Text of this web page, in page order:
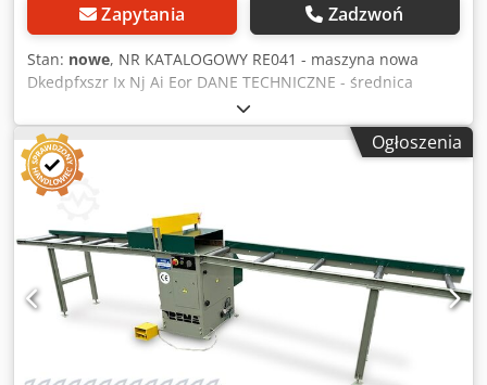
Zapytania Zadzwoń
Stan: nowe, NR KATALOGOWY RE041 - maszyna nowa
Dkedpfxszr Ix Nj Ai Eor DANE TECHNICZNE - średnica
tarczy ⌀250 – 350/30 mm - średnica tarczy podcinaka
(praca tylko z tarczą ⌀300, 350 mm) ⌀120/20 mm - moc
silnika głównego 4 kW - moc silnika podcinaka 0,75 kW -
prędkość obrotowa 4000 obr/min - prędkość obrotowa
podcinaka 8800 obr/min - przechył tarczy 0 – 45° - maks.
długość cięcia 2000 mm - szerokość cięcia przy liniale
wzdłużnym 1250 mm - klin ⌀350 mm - średnica flanszy
wału 87,5 mm - liniał oporowy stolika ustawiony do kąta 90°
– 45° dokładność ±1° - maks. wysokość cięcia przy tarczy
⌀300 mm, 95 mm - maks. wysokość cięcia przy tarczy ⌀350
mm, 120 mm - średnica króćca odciągowego górnego ⌀80
mm - średnica króćca odciągowego dolnego ⌀100 mm -
waga 620 kg - wymiar złożonej maszyny dł/szer/wys
Ogłoszenia